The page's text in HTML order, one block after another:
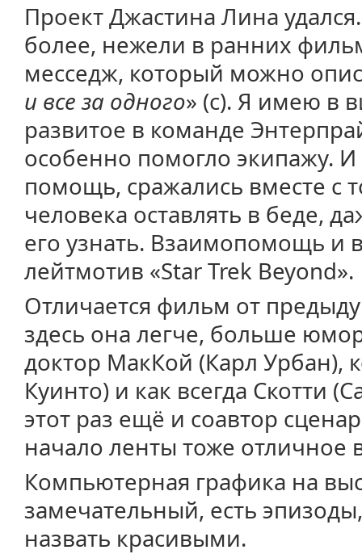
Проект Джастина Лина
более, нежели в ранних
месседж, который можно
и все за одного» (с). Я имею в
развитое в команде
особенно помогло экипажу. И
помощь, сражались вместе с
человека оставлять в беде,
его узнать. Взаимопомощь и
лейтмотив «Star Trek Beyond».
Отличается фильм от
здесь она легче, больше
доктор МакКой (Карл Урбан),
Куинто) и как всегда Скотти
этот раз ещё и соавтор
начало ленты тоже отличное
Компьютерная графика на
замечательный, есть
назвать красивыми.